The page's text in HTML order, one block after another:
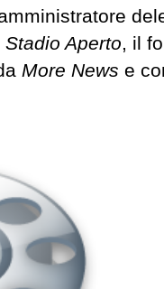
Stadio Aperto, il
More News e